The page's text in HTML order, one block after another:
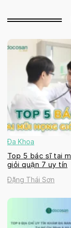
Đa Khoa
Top 5 bác sĩ tai
giỏi quận 7 uy tín
Đặng Thái Sơn